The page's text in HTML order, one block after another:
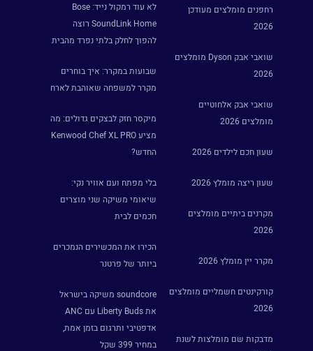
רחפנים מומלצים מעודכן
2026
שואבי אבק Dyson מומלצים
2026
שואבי אבק אלחוטיים
מומלצים 2026
שעון חכם לילדים 2026
שעון ריצה מומלץ 2026
מקרנים ביתיים מומלצים
2026
מקרר יין מומלץ 2026
קורקינטים חשמליים מומלצים
2026
מדבקות שם מומלצות לשנת
לא עוד רמקול נייד: Bose
SoundLink Home רוצה
להפוך לחלק בלתי נפרד מהבית
שבועות במקרר: איך בוחרים
מקרר למשפחה שאוהבת לארח
מיקסר חזק לבצקים גדולים: מה
מציע Kenwood Chef XL PRO
החדש?
בלי מפתח ועם אוויר נקי:
שיאומי משיקה שני מוצרים
חכמים לבית
הכירו את המכשירים הנמכרים
ביותר של פרטנר
soundcore משיקה בישראל
את Liberty Buds עם ANC
אדפטיבי ותרגום בזמן אמת,
במחיר 399 שקל